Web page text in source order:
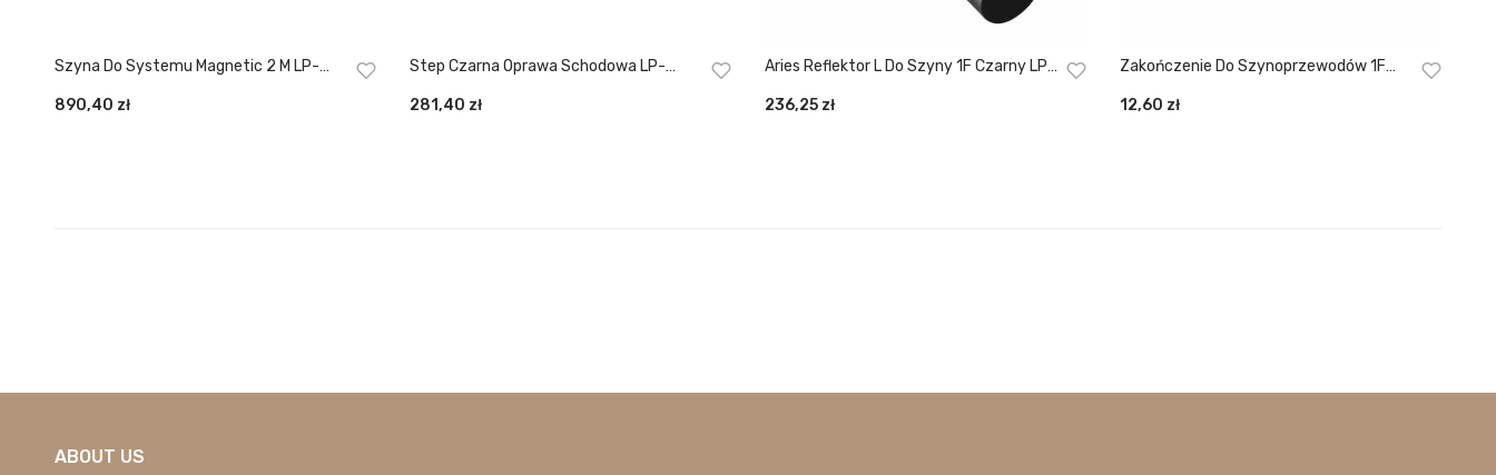
Szyna Do Systemu Magnetic 2 M LP-
890,40 zł
Step Czarna Oprawa Schodowa LP-
281,40 zł
Aries Reflektor L Do Szyny 1F Czarny LP-
236,25 zł
Zakończenie Do Szynoprzewodów 1F
12,60 zł
ABOUT US